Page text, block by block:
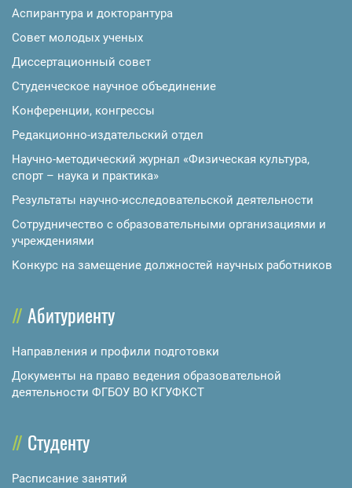
Аспирантура и докторантура
Совет молодых ученых
Диссертационный совет
Студенческое научное объединение
Конференции, конгрессы
Редакционно-издательский отдел
Научно-методический журнал «Физическая культура,
спорт – наука и практика»
Результаты научно-исследовательской деятельности
Сотрудничество с образовательными организациями и
учреждениями
Конкурс на замещение должностей научных работников
Абитуриенту
Направления и профили подготовки
Документы на право ведения образовательной
деятельности ФГБОУ ВО КГУФКСТ
Студенту
Расписание занятий